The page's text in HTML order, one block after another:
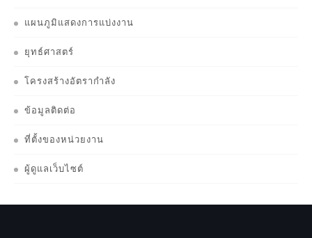
แผนภูมิแสดงการแบ่งงาน
ยุทธ์ศาสตร์
โครงสร้างอัตรากำลัง
ข้อมูลติดต่อ
ที่ตั้งของหน่วยงาน
ผู้ดูแลเว็บไซต์